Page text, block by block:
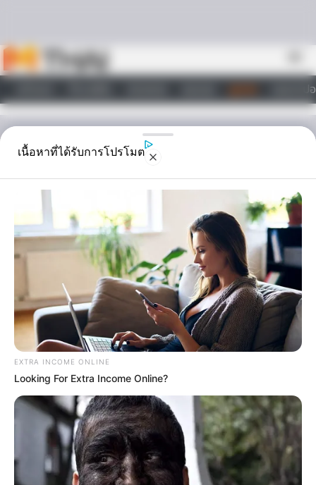
วอลเปเ
ไลฟ์สไตล์
ดูดวง
ดวงประจำวันเกิด กรกฎาคม
2557 กับ อ.คฑา
ดวงประจำวันเกิด กับ อาจารย์ คฑา คนเกิดวันไหนในเดือนกรกฎาคม
2557 จะดวงดีสุดๆ โดย Horoscope.Mthai.com มีคลิปวีดีโอทั้งหมด 7
วันมาให้คุณดูกัน
Home ดูดวง/ ดวงประจำวันเกิด กรกฎาคม 2557 กับ อ.คฑา
ดูดวง|
1 ก.ค. 2014
แบ่งปัน
เนื้อหาที่ได้รับการโปรโมต
EXTRA INCOME ONLINE
Looking For Extra Income Online?